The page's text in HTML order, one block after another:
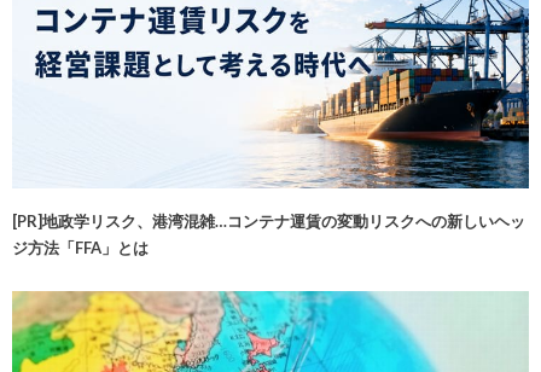
[PR]地政学リスク、港湾混雑…コンテナ運賃の変動リスクへの新しいヘッ
ジ方法「FFA」とは